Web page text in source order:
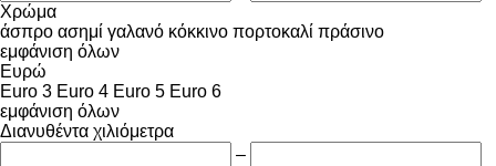
Χρώμα
άσπρο ασημί γαλανό κόκκινο πορτοκαλί πράσινο
εμφάνιση όλων
Ευρώ
Euro 3 Euro 4 Euro 5 Euro 6
εμφάνιση όλων
Διανυθέντα χιλιόμετρα
–